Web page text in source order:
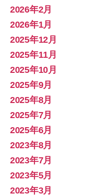
2026年2月
2026年1月
2025年12月
2025年11月
2025年10月
2025年9月
2025年8月
2025年7月
2025年6月
2023年8月
2023年7月
2023年5月
2023年3月